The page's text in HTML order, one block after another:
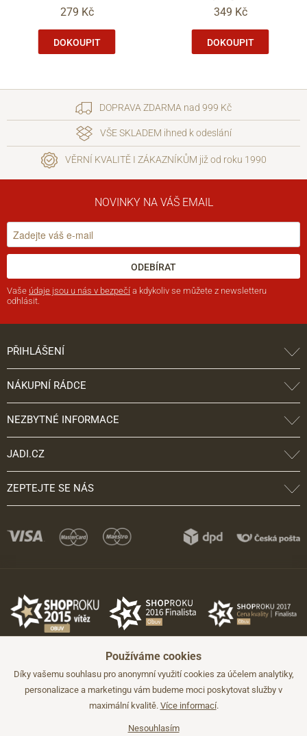
279 Kč
DOKOUPIT
349 Kč
DOKOUPIT
DOPRAVA ZDARMA nad 999 Kč
VŠE SKLADEM ihned k odeslání
VĚRNÍ KVALITĚ I ZÁKAZNÍKŮM již od roku 1990
NOVINKY NA VÁŠ EMAIL
ODEBÍRAT
Vaše údaje jsou u nás v bezpečí a kdykoliv se můžete z newsletteru
odhlásit.
PŘIHLÁŠENÍ
NÁKUPNÍ RÁDCE
NEZBYTNÉ INFORMACE
JADI.CZ
ZEPTEJTE SE NÁS
©2026 JADI.cz. Užití materiálů bez souhlasu není možné.
Používáme cookies
Díky vašemu souhlasu pro anonymní využití cookies za účelem analytiky,
personalizace a marketingu vám budeme moci poskytovat služby v
maximální kvalitě. Více informací.
Nesouhlasím